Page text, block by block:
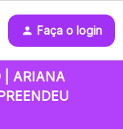
Faça o login
| ARIANA